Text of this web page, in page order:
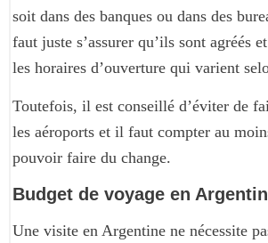
soit dans des banques ou dans des
faut juste s’assurer qu’ils sont agréés
les horaires d’ouverture qui varient
Toutefois, il est conseillé d’éviter de
les aéroports et il faut compter au
pouvoir faire du change.
Budget de voyage en
Une visite en Argentine ne nécessite